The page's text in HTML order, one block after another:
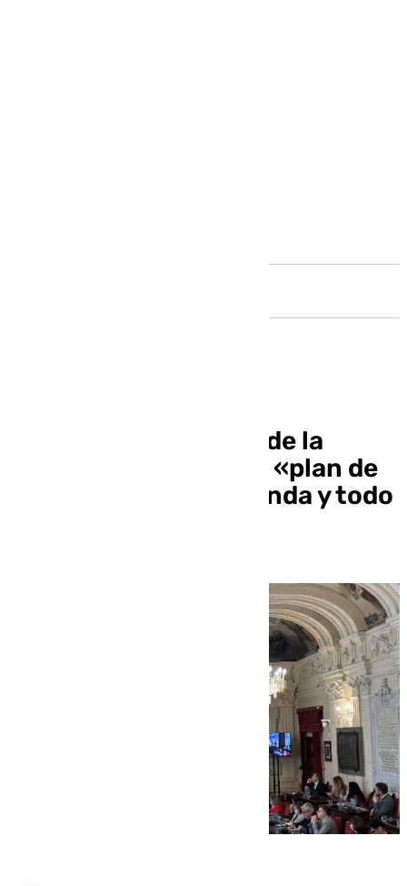
El Debate del Estado de la
Ciudad de Málaga: un «plan de
choque» para la vivienda y todo